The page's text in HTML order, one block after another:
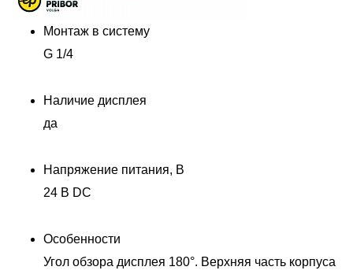
Монтаж в систему
G 1/4
Наличие дисплея
да
Напряжение питания, В
24 В DC
Особенности
Угол обзора дисплея 180°. Верхняя часть корпуса